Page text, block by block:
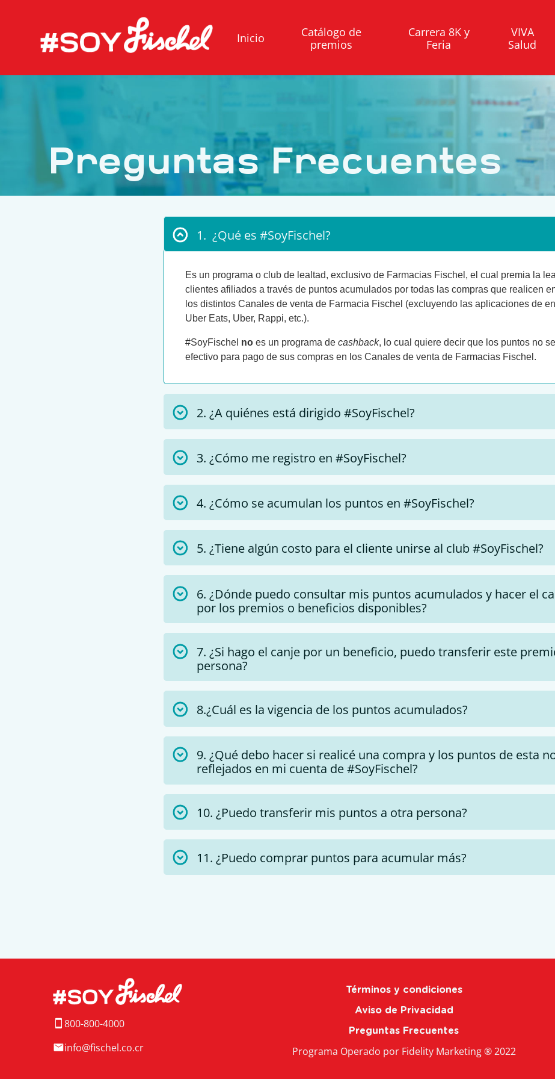
Inicio
Catálogo de
premios
Carrera 8K y
Feria
VIVA
Salud
Preguntas Frecuentes
1. ¿Qué es #SoyFischel?
Es un programa o club de lealtad, exclusivo de Farmacias Fischel, el cual premia la
clientes afiliados a través de puntos acumulados por todas las compras que realicen
los distintos Canales de venta de Farmacia Fischel (excluyendo las aplicaciones de
Uber Eats, Uber, Rappi, etc.).
#SoyFischel no es un programa decashback, lo cual quiere decir que los puntos no
efectivo para pago de sus compras en los Canales de venta de Farmacias Fischel.
2. ¿A quiénes está dirigido #SoyFischel?
3. ¿Cómo me registro en #SoyFischel?
4. ¿Cómo se acumulan los puntos en #SoyFischel?
5. ¿Tiene algún costo para el cliente unirse al club #SoyFischel?
6. ¿Dónde puedo consultar mis puntos acumulados y hacer el
por los premios o beneficios disponibles?
7. ¿Si hago el canje por un beneficio, puedo transferir este
persona?
8.¿Cuál es la vigencia de los puntos acumulados?
9. ¿Qué debo hacer si realicé una compra y los puntos de esta
reflejados en mi cuenta de #SoyFischel?
10. ¿Puedo transferir mis puntos a otra persona?
11. ¿Puedo comprar puntos para acumular más?
800-800-4000
info@fischel.co.cr
Términos y condiciones
Aviso de Privacidad
Preguntas Frecuentes
Programa Operado por Fidelity Marketing ® 2022